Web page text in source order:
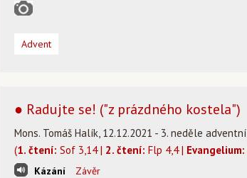
Advent
● Radujte se! ("z prázdného kostela")
Mons. Tomáš Halík, 12.12.2021 - 3. neděle adventní
(1. čtení: Sof 3,14 | 2. čtení: Flp 4,4 | Evangelium:
Kázání Závěr